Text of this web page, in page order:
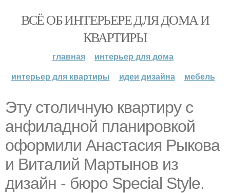
ВСЁ ОБ ИНТЕРЬЕРЕ ДЛЯ ДОМА И
КВАРТИРЫ
главная
интерьер для дома
интерьер для квартиры
идеи дизайна мебель
Эту столичную квартиру с
анфиладной планировкой
оформили Анастасия Рыкова
и Виталий Мартынов из
дизайн - бюро Special Style.